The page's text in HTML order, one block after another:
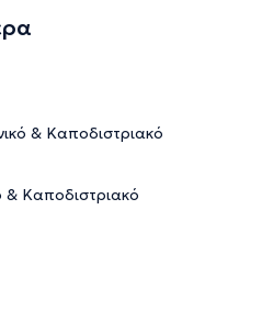
& Καποδιστριακό
& Καποδιστριακό